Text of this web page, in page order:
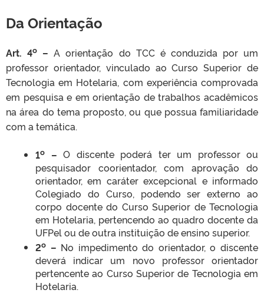
Da Orientação
Art. 4o – A orientação do TCC é conduzida por um
professor orientador, vinculado ao Curso Superior de
Tecnologia em Hotelaria, com experiência comprovada
em pesquisa e em orientação de trabalhos acadêmicos
na área do tema proposto, ou que possua familiaridade
com a temática.
1o – O discente poderá ter um professor ou
pesquisador coorientador, com aprovação do
orientador, em caráter excepcional e informado
Colegiado do Curso, podendo ser externo ao
corpo docente do Curso Superior de Tecnologia
em Hotelaria, pertencendo ao quadro docente da
UFPel ou de outra instituição de ensino superior.
2o – No impedimento do orientador, o discente
deverá indicar um novo professor orientador
pertencente ao Curso Superior de Tecnologia em
Hotelaria.